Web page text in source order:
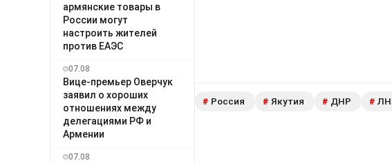
армянские товары в
России могут
настроить жителей
против ЕАЭС
07.08
Вице-премьер Оверчук
заявил о хороших
отношениях между
делегациями РФ и
Армении
07.08
# Россия # Якутия # ДНР #